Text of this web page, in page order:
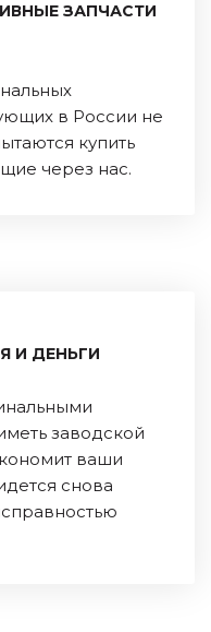
ЗАПЧАСТИ
в России не
купить
через нас.
И ДЕНЬГИ
заводской
ваши
снова